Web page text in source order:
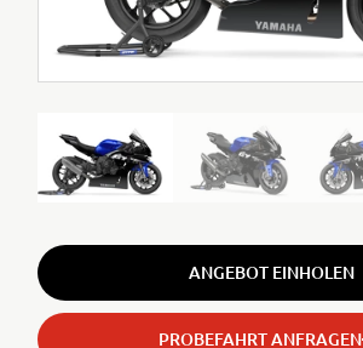
ANGEBOT EINHOLEN
PROBEFAHRT ANFRAGEN